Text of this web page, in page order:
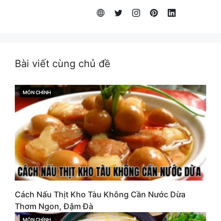
Bài viết cùng chủ đề
CATEGORIES
MÓN CHÍNH
Cách Nấu Thịt Kho Tàu Không Cần Nước Dừa
Thơm Ngon, Đậm Đà
MÓN CHÍNH